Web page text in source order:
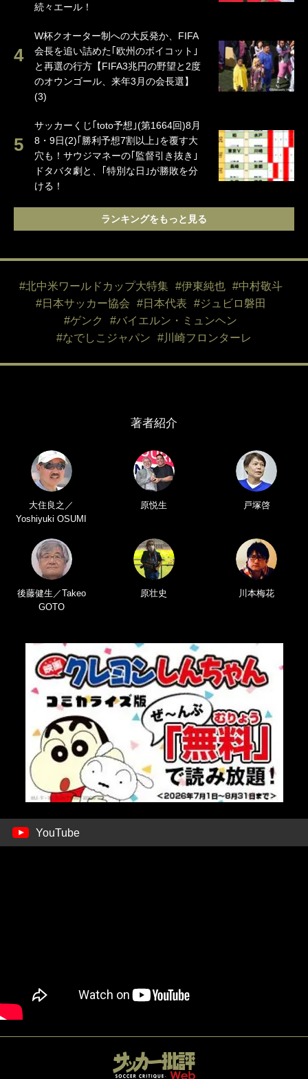
続々エール！
W杯クオーター制への大反発か、FIFA
会長を追い詰めた｢欧州のボイコット｣
と再選の行方【FIFA3兆円の野望と2度
のオウンゴール、来年3月の会長選】
(3)
サッカーくじ｢toto予想｣(第1664回)8月
8・9日(2)｢勝利予想7割以上｣を覆す大
穴も！サウジマネーの｢監督引き抜き｣
ドタバタ劇と、｢特別な日｣が勝敗を分
ける！
ランキングをもっと見る
#北中米ワールドカップ大特集 #伊東純也
#中村敬斗
#日本サッカー協会
#日本代表
#ジュビロ磐田
#ゲンク
#バイエルン・ミュンヘン
#なでしこジャパン
#川崎フロンターレ
著者紹介
大住良之／
Yoshiyuki OSUMI
原悦生 戸塚啓
後藤健生／Takeo
GOTO
原壮史 川本梅花
YouTube